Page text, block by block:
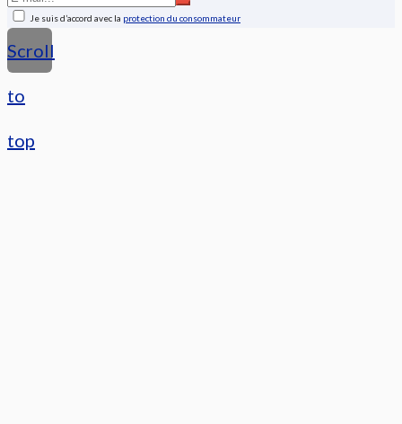
Je suis d’accord avec la protection du consommateur
Scroll
to
top